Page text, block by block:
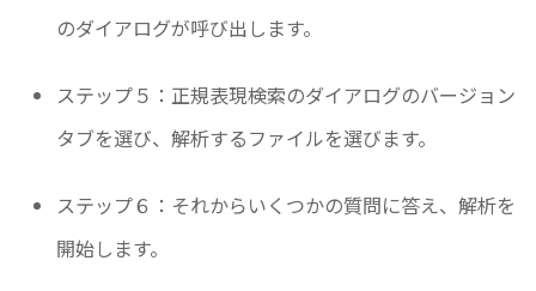
のダイアログが呼び出します。
ステップ５：正規表現検索のダイアログのバージョン
タブを選び、解析するファイルを選びます。
ステップ６：それからいくつかの質問に答え、解析を
開始します。